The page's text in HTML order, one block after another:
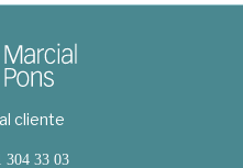
cliente
304 33 03